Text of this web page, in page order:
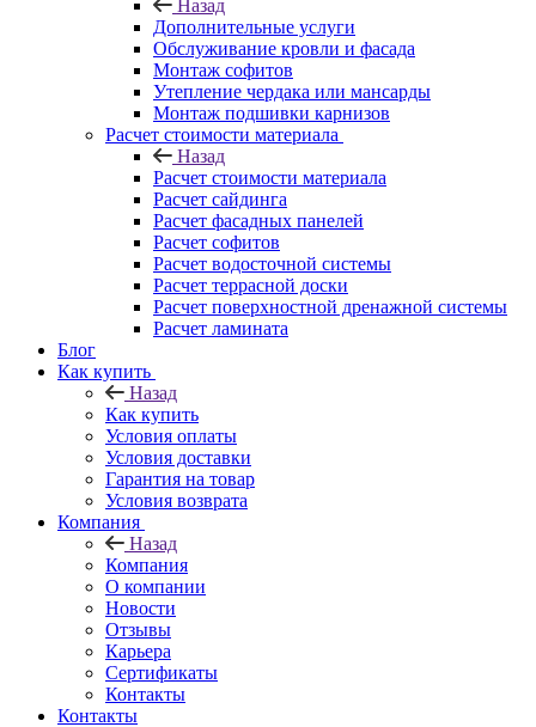
Назад
Дополнительные услуги
Обслуживание кровли и фасада
Монтаж софитов
Утепление чердака или мансарды
Монтаж подшивки карнизов
Расчет стоимости материала
Назад
Расчет стоимости материала
Расчет сайдинга
Расчет фасадных панелей
Расчет софитов
Расчет водосточной системы
Расчет террасной доски
Расчет поверхностной дренажной системы
Расчет ламината
Блог
Как купить
Назад
Как купить
Условия оплаты
Условия доставки
Гарантия на товар
Условия возврата
Компания
Назад
Компания
О компании
Новости
Отзывы
Карьера
Сертификаты
Контакты
Контакты